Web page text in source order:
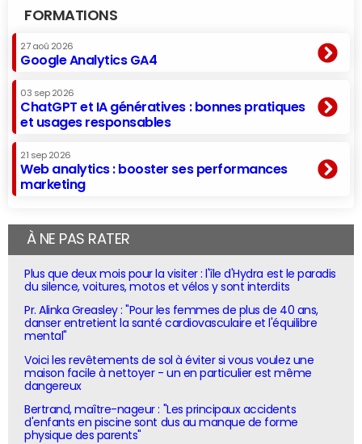
FORMATIONS
27 aoû 2026
Google Analytics GA4
03 sep 2026
ChatGPT et IA génératives : bonnes pratiques
et usages responsables
21 sep 2026
Web analytics : booster ses performances
marketing
À NE PAS RATER
Plus que deux mois pour la visiter : l'île d'Hydra est le paradis
du silence, voitures, motos et vélos y sont interdits
Pr. Alinka Greasley : "Pour les femmes de plus de 40 ans,
danser entretient la santé cardiovasculaire et l'équilibre
mental"
Voici les revêtements de sol à éviter si vous voulez une
maison facile à nettoyer - un en particulier est même
dangereux
Bertrand, maître-nageur : "Les principaux accidents
d'enfants en piscine sont dus au manque de forme
physique des parents"